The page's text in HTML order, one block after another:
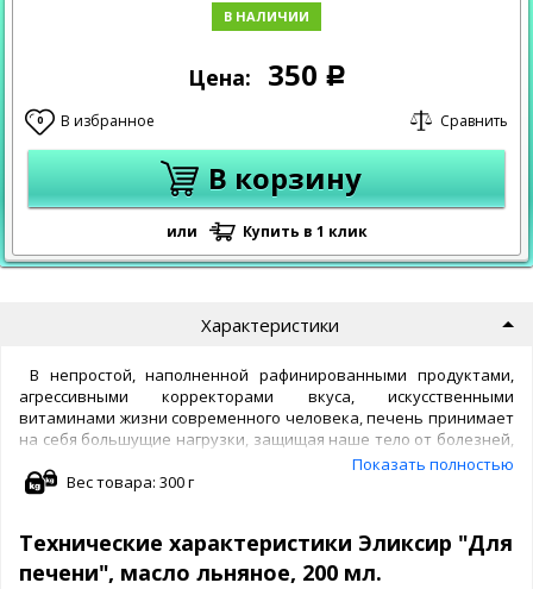
В НАЛИЧИИ
Цена: 350 Р
0 В избранное Сравнить
В корзину
или Купить в 1 клик
Характеристики
В непростой, наполненной рафинированными продуктами,
агрессивными корректорами вкуса, искусственными
витаминами жизни современного человека, печень принимает
на себя большущие нагрузки, защищая наше тело от болезней,
стрессов и просто от недоброкачественных продуктов
повседневного питания.
Действенная помощь печени, изменённой в своей работе
желчнокаменной болезнью, ненормальной работой
Показать полностью
Вес товара: 300 г
Технические характеристики Эликсир "Для
печени", масло льняное, 200 мл.